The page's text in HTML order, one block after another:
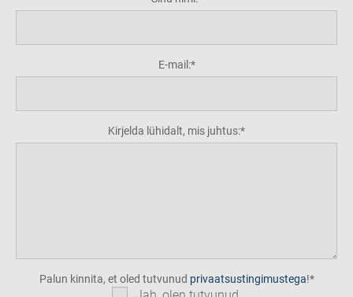
E-mail:
Kirjelda lühidalt, mis juhtus:
Palun kinnita, et oled tutvunud privaatsustingimustega!